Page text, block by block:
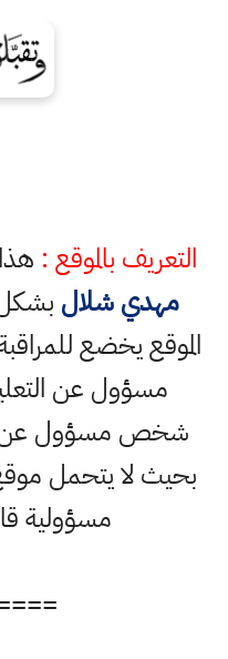
التعريف بالموقع :
مهدي شلال
الموقع يخضع
مسؤول عن
شخص مسؤول عن
بحيث لا يتحمل
مسؤولية